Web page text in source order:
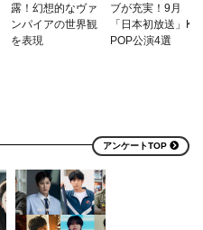
露！幻想的なヴァ
ンパイアの世界観
を表現
ブが充実！9月
「日本初放送」K-
POP公演4選
アンケートTOP